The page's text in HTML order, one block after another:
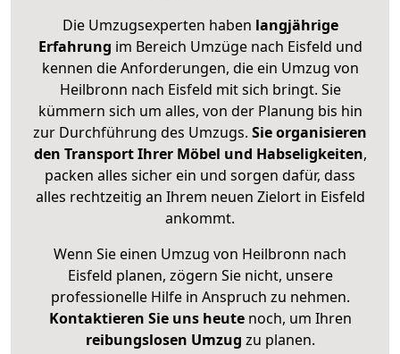
Die Umzugsexperten haben langjährige
Erfahrung im Bereich Umzüge nach Eisfeld und
kennen die Anforderungen, die ein Umzug von
Heilbronn nach Eisfeld mit sich bringt. Sie
kümmern sich um alles, von der Planung bis hin
zur Durchführung des Umzugs. Sie organisieren
den Transport Ihrer Möbel und Habseligkeiten,
packen alles sicher ein und sorgen dafür, dass
alles rechtzeitig an Ihrem neuen Zielort in Eisfeld
ankommt.
Wenn Sie einen Umzug von Heilbronn nach
Eisfeld planen, zögern Sie nicht, unsere
professionelle Hilfe in Anspruch zu nehmen.
Kontaktieren Sie uns heutenoch, um Ihren
reibungslosen Umzug zu planen.